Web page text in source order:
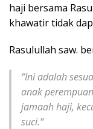
haji bersama
khawatir tidak
Rasulullah saw.
“Ini adalah
anak
jamaah haji,
suci.”